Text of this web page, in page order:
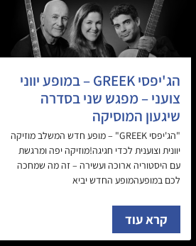
הג'יפסי GREEK – במופע יווני
צועני – מפגש שני בסדרה
שיגעון המוסיקה
"הג'יפסי GREEK" – מופע חדש המשלב מוזיקה
יוונית וצוענית לכדי חגיגה!מוזיקה יפה ומרגשת
עם היסטוריה ארוכה ועשירה – זה מה שמחכה
לכם במופעהמופע החדש יביא
קרא עוד